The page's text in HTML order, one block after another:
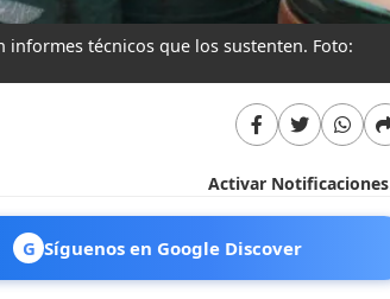
técnicos que los sustenten. Foto:
Activar Notificaciones
G Síguenos en Google Discover